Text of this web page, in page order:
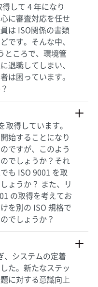
して 4 年になり
に審査対応を任せ
は ISO関係の書類
です。そんな中、
ところで、環境管
退職してしまい、
は困っています。
取得しています。
始することになり
ですが、このよう
でしょうか？それ
も ISO 9001 を取
ょうか？ また、リ
の取得を考えてお
を別の ISO 規格で
でしょうか？
、システムの定着
た。新たなステッ
に対する意識向上